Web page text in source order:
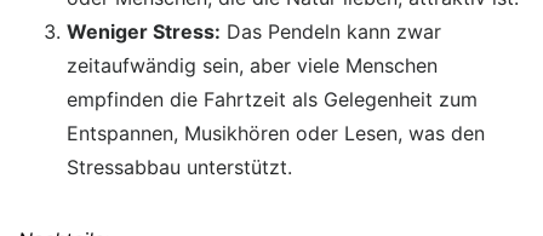
Weniger Stress: Das Pendeln kann zwar
zeitaufwändig sein, aber viele Menschen
empfinden die Fahrtzeit als Gelegenheit zum
Entspannen, Musikhören oder Lesen, was den
Stressabbau unterstützt.